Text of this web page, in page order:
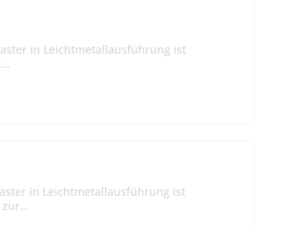
in Leichtmetallausführung ist
in Leichtmetallausführung ist